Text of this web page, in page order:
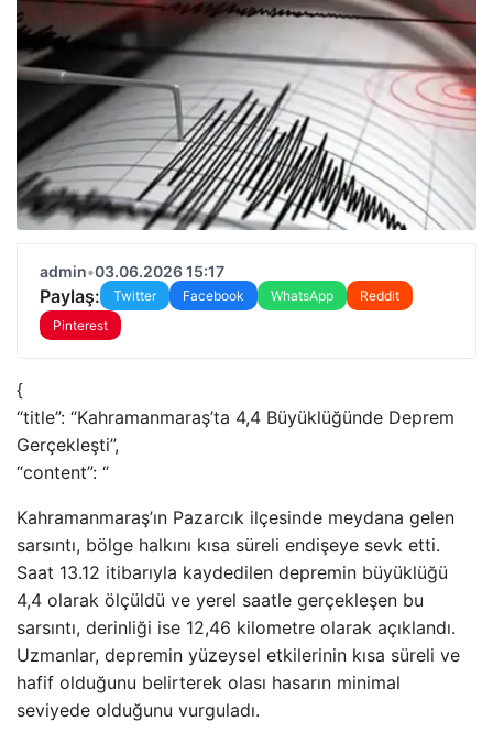
admin•03.06.2026 15:17
Paylaş: Twitter Facebook WhatsApp
Reddit
Pinterest
{
“title”: “Kahramanmaraş’ta 4,4 Büyüklüğünde Deprem
Gerçekleşti”,
“content”: “
Kahramanmaraş’ın Pazarcık ilçesinde meydana gelen
sarsıntı, bölge halkını kısa süreli endişeye sevk etti.
Saat 13.12 itibarıyla kaydedilen depremin büyüklüğü
4,4 olarak ölçüldü ve yerel saatle gerçekleşen bu
sarsıntı, derinliği ise 12,46 kilometre olarak açıklandı.
Uzmanlar, depremin yüzeysel etkilerinin kısa süreli ve
hafif olduğunu belirterek olası hasarın minimal
seviyede olduğunu vurguladı.